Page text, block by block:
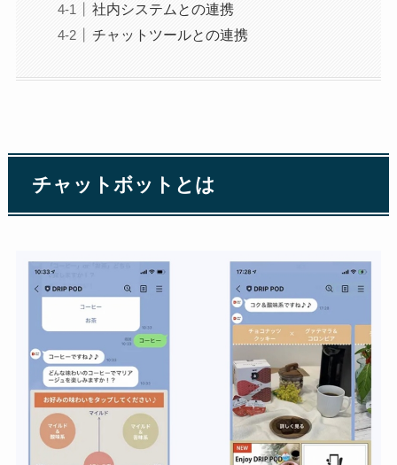
社内システムとの連携
チャットツールとの連携
チャットボットとは